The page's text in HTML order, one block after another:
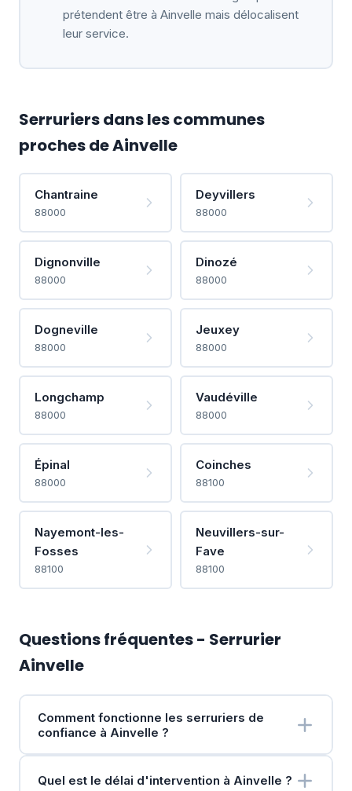
prétendent être à Ainvelle mais délocalisent
leur service.
Serruriers dans les communes
proches de Ainvelle
Chantraine
88000
Deyvillers
88000
Dignonville
88000
Dinozé
88000
Dogneville
88000
Jeuxey
88000
Longchamp
88000
Vaudéville
88000
Épinal
88000
Coinches
88100
Nayemont-les-
Fosses
88100
Neuvillers-sur-
Fave
88100
Questions fréquentes - Serrurier
Ainvelle
Comment fonctionne les serruriers de
confiance à Ainvelle ?
Quel est le délai d'intervention à Ainvelle ?